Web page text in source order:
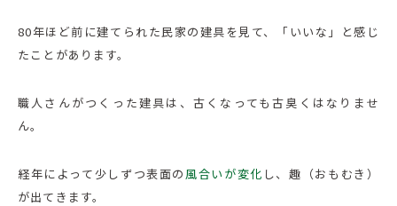
80年ほど前に建てられた民家の建具を見て、「いいな」と感じ
たことがあります。
職人さんがつくった建具は、古くなっても古臭くはなりませ
ん。
経年によって少しずつ表面の 風合いが変化 し、趣（おもむき）
が出てきます。